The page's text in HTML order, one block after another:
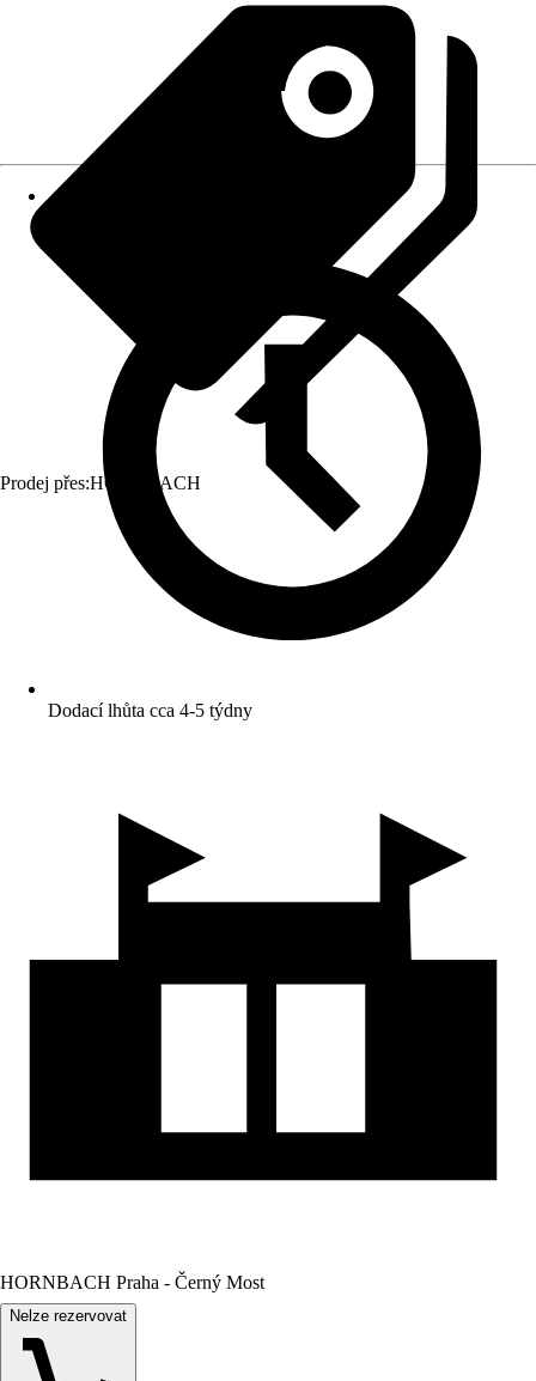
Prodej přes:HORNBACH
Dodací lhůta cca 4-5 týdny
HORNBACH Praha - Černý Most
Nelze rezervovat